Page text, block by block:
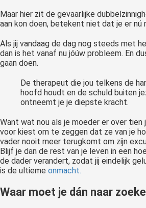
Maar hier zit de gevaarlijke
aan kon doen, betekent niet dat je er nú
Als jij vandaag de dag nog steeds met
dan is het vanaf nu jóúw probleem. En
gaan doen.
De therapeut die jou telkens de
hoofd houdt en de schuld buiten
ontneemt je je diepste kracht.
Want wat nou als je moeder er over tien
voor kiest om te zeggen dat ze van je
vader nooit meer terugkomt om zijn
Blijf je dan de rest van je leven in een
de dader verandert, zodat jij eindelijk
is de ultieme onmacht.
Waar moet je dán naar